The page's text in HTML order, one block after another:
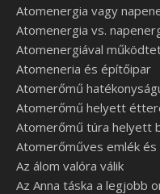
Atomenergia vagy
Atomenergia vs.
Atomenergiával
Atomeneria és építőipar
Atomerőmű
Atomerőmű helyett
Atomerőmű túra helyett
Atomerőműves emlék
Az álom valóra válik
Az Anna táska a legjobb